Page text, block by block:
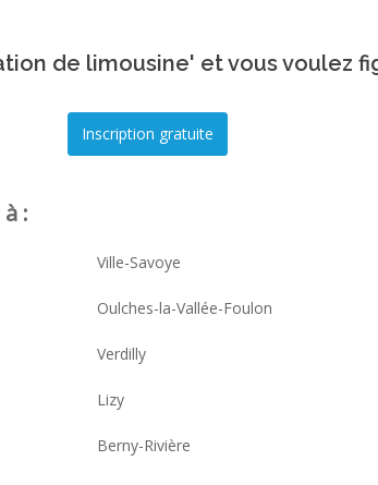
de limousine' et vous voulez
:
Ville-Savoye
Oulches-la-Vallée-Foulon
Verdilly
Lizy
Berny-Rivière